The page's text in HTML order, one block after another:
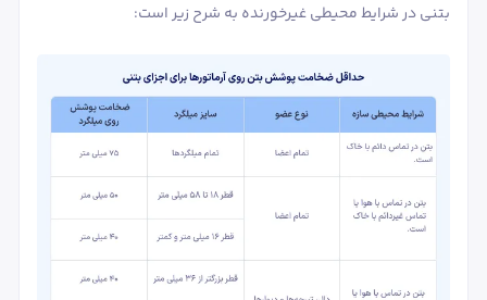
بتنی در شرایط محیطی غیرخورنده به شرح زیر است: